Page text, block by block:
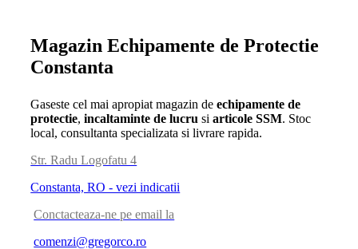
Magazin Echipamente de Protectie
Constanta
Gaseste cel mai apropiat magazin deechipamente de
protectie,incaltaminte de lucru siarticole SSM. Stoc
local, consultanta specializata si livrare rapida.
Str. Radu Logofatu 4
Constanta, RO - vezi indicatii
Conctacteaza-ne pe email la
comenzi@gregorco.ro